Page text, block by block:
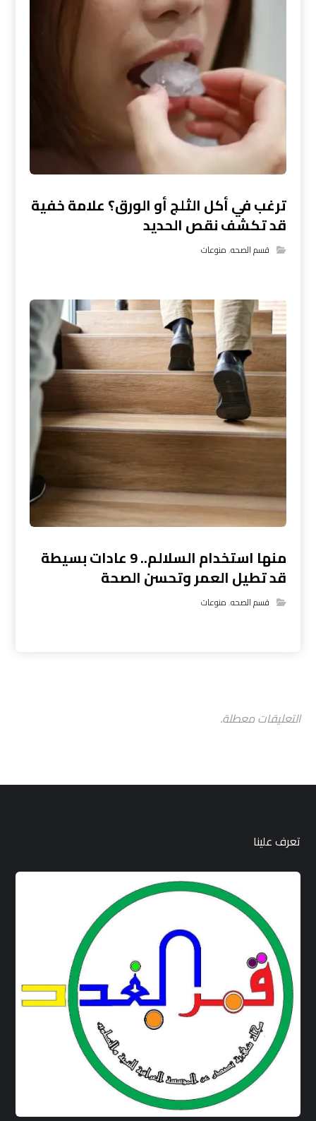
ترغب في أكل الثلج أو الورق؟ علامة خفية
قد تكشف نقص الحديد
قسم الصحه,منوعات
منها استخدام السلالم.. 9 عادات بسيطة
قد تطيل العمر وتحسن الصحة
قسم الصحه,منوعات
التعليقات معطلة.
تعرف علينا